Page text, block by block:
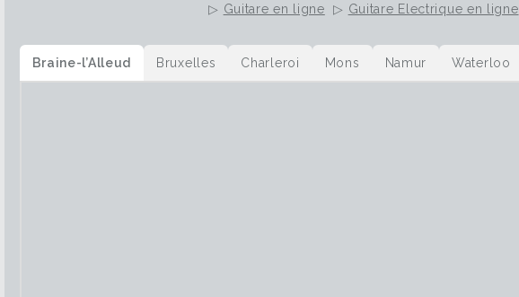
▷ Guitare en ligne ▷ Guitare Electrique en ligne
Braine-l’Alleud Bruxelles Charleroi Mons Namur Waterloo